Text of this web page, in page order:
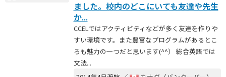
ました。校内のどこにいても友達や先生
か...
CCELではアクティビティなどが多く友達を作りや
すい環境です。また豊富なプログラムがあるとこ
ろも魅力の一つだと思います(^^） 総合英語では
文法...